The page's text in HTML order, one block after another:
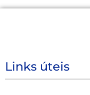
Links úteis